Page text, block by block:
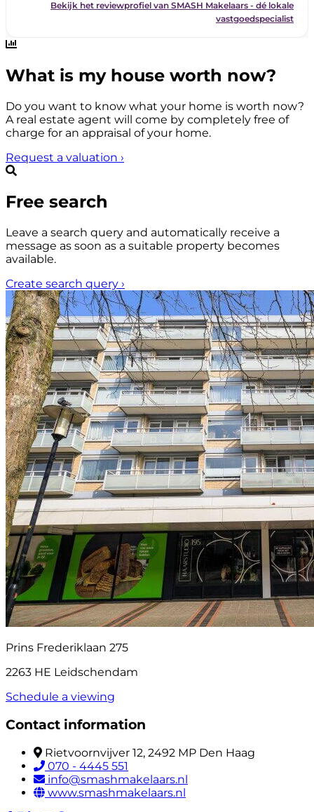
What is my house worth now?
Do you want to know what your home is worth now?
A real estate agent will come by completely free of
charge for an appraisal of your home.
Request a valuation ›
Free search
Leave a search query and automatically receive a
message as soon as a suitable property becomes
available.
Create search query ›
Prins Frederiklaan 275
2263 HE Leidschendam
Schedule a viewing
Contact information
Rietvoornvijver 12, 2492 MP Den Haag
070 - 4445 551
info@smashmakelaars.nl
www.smashmakelaars.nl